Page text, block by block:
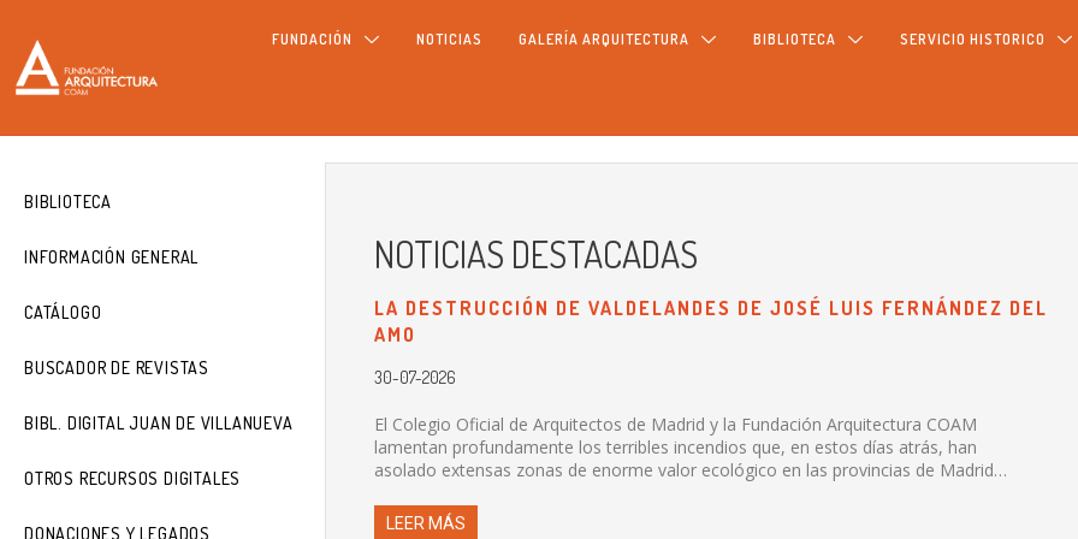
FUNDACIÓN NOTICIAS GALERÍA ARQUITECTURA BIBLIOTECA SERVICIO HISTORICO
BIBLIOTECA
INFORMACIÓN GENERAL
CATÁLOGO
BUSCADOR DE REVISTAS
BIBL. DIGITAL JUAN DE VILLANUEVA
OTROS RECURSOS DIGITALES
DONACIONES Y LEGADOS
NOTICIAS DESTACADAS
LA DESTRUCCIÓN DE VALDELANDES DE JOSÉ LUIS FERNÁNDEZ DEL
AMO
30-07-2026
El Colegio Oficial de Arquitectos de Madrid y la Fundación Arquitectura COAM
lamentan profundamente los terribles incendios que, en estos días atrás, han
asolado extensas zonas de enorme valor ecológico en las provincias de Madrid…
LEER MÁS